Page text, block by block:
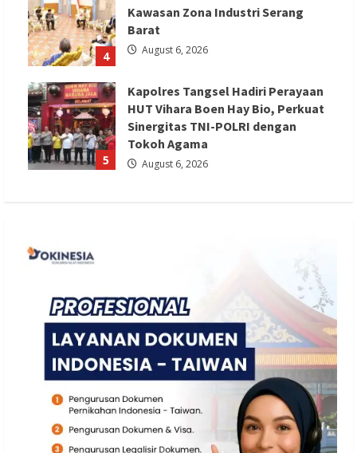
4
Kawasan Zona Industri Serang
Barat
August 6, 2026
5
Kapolres Tangsel Hadiri Perayaan
HUT Vihara Boen Hay Bio, Perkuat
Sinergitas TNI-POLRI dengan
Tokoh Agama
August 6, 2026